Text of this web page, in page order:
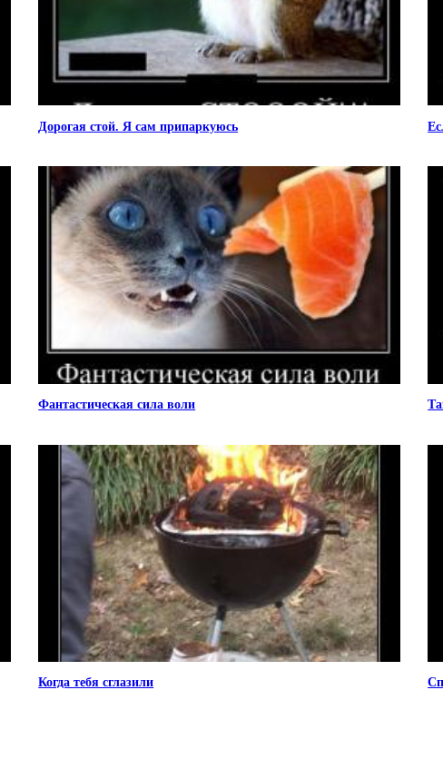
Дорогая стой. Я сам припаркуюсь
Фантастическая сила воли
Когда тебя сглазили